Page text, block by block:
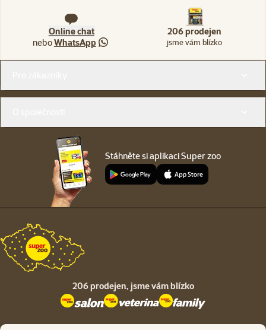
Online chat
neboWhatsApp
206 prodejen
jsme vám blízko
Stáhněte si aplikaci Super zoo
206 prodejen, jsme vám blízko